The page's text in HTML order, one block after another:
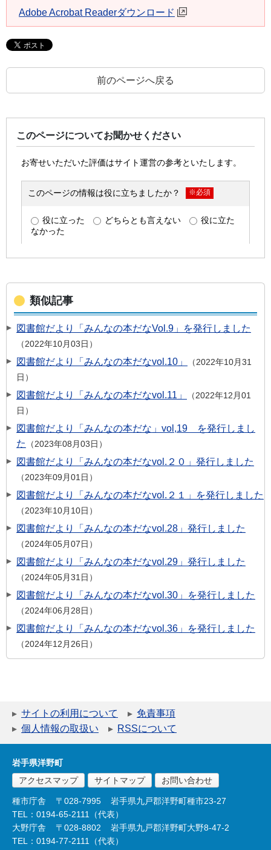
Adobe Acrobat Readerダウンロード
前のページへ戻る
このページについてお聞かせください
類似記事
図書館だより「みんなの本だなVol.9」を発行しました
2022年10月03日
図書館だより「みんなの本だなvol.10」
2022年10月31
日
図書館だより「みんなの本だなvol.11」
2022年12月01
日
図書館だより「みんなの本だな」vol,19 を発行しまし
た
2023年08月03日
図書館だより「みんなの本だなvol.２０」発行しました
2023年09月01日
図書館だより「みんなの本だなvol.２１」を発行しました
2023年10月10日
図書館だより「みんなの本だなvol.28」発行しました
2024年05月07日
図書館だより「みんなの本だなvol.29」発行しました
2024年05月31日
図書館だより「みんなの本だなvol.30」を発行しました
2024年06月28日
図書館だより「みんなの本だなvol.36」を発行しました
2024年12月26日
サイトの利用について
免責事項
個人情報の取扱い
RSSについて
岩手県洋野町
アクセスマップ
サイトマップ お問い合わせ
種市庁舎 〒028-7995
岩手県九戸郡洋野町種市23-27
TEL：0194-65-2111（代表）
大野庁舎
〒028-8802
岩手県九戸郡洋野町大野8-47-2
TEL：0194-77-2111（代表）